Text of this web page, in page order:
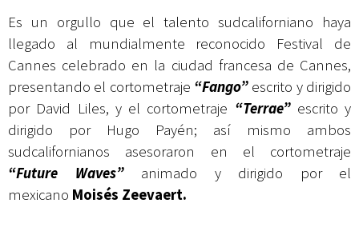
Es un orgullo que el talento sudcaliforniano haya
llegado al mundialmente reconocido Festival de
Cannes celebrado en la ciudad francesa de Cannes,
presentando el cortometraje “Fango” escrito y dirigido
por David Liles, y el cortometraje “Terrae” escrito y
dirigido por Hugo Payén; así mismo ambos
sudcalifornianos asesoraron en el cortometraje
“Future Waves”animado y dirigido por el
mexicano Moisés Zeevaert.